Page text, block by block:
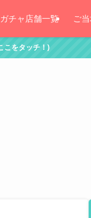
ガチャ店舗一覧 ご